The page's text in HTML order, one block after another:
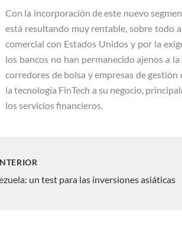
Con la incorporación de este nuevo
está resultando muy rentable, sobre todo
comercial con Estados Unidos y por la
los bancos no han permanecido ajenos a
corredores de bolsa y empresas de
la tecnología FinTech a su negocio,
los servicios financieros.
un test para las inversiones asiáticas